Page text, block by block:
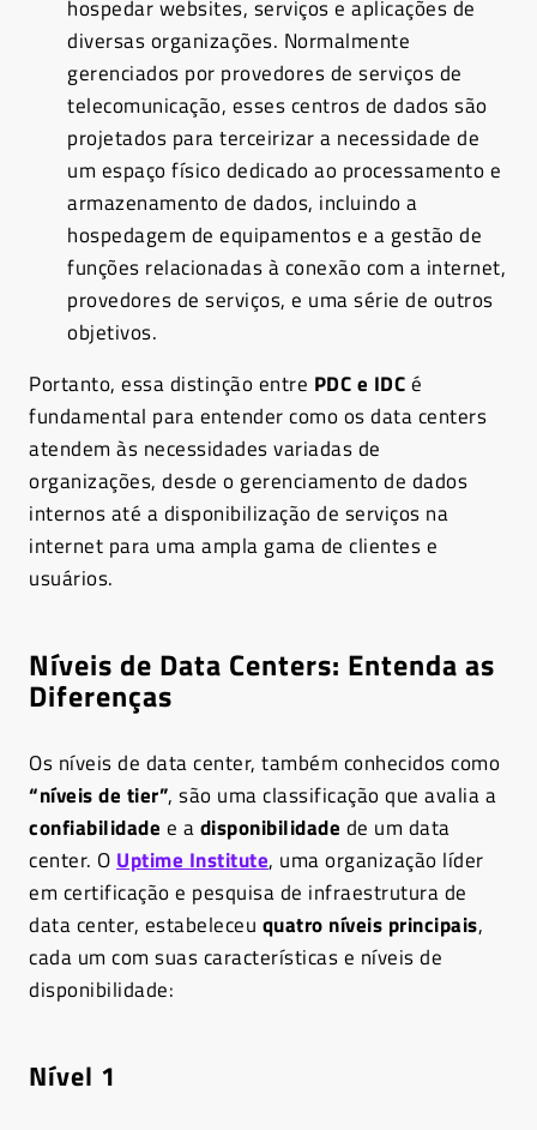
hospedar websites, serviços e aplicações de
diversas organizações. Normalmente
gerenciados por provedores de serviços de
telecomunicação, esses centros de dados são
projetados para terceirizar a necessidade de
um espaço físico dedicado ao processamento e
armazenamento de dados, incluindo a
hospedagem de equipamentos e a gestão de
funções relacionadas à conexão com a internet,
provedores de serviços, e uma série de outros
objetivos.
Portanto, essa distinção entre PDC e IDCé
fundamental para entender como os data centers
atendem às necessidades variadas de
organizações, desde o gerenciamento de dados
internos até a disponibilização de serviços na
internet para uma ampla gama de clientes e
usuários.
Níveis de Data Centers: Entenda as
Diferenças
Os níveis de data center, também conhecidos como
“níveis de tier”, são uma classificação que avalia a
confiabilidade e adisponibilidade de um data
center. O Uptime Institute, uma organização líder
em certificação e pesquisa de infraestrutura de
data center, estabeleceu quatro níveis principais,
cada um com suas características e níveis de
disponibilidade:
Nível 1